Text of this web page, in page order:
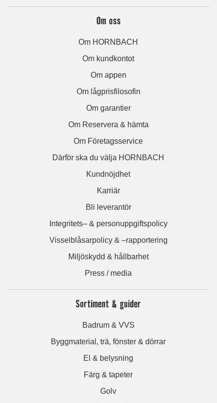
Om oss
Om HORNBACH
Om kundkontot
Om appen
Om lågprisfilosofin
Om garantier
Om Reservera & hämta
Om Företagsservice
Därför ska du välja HORNBACH
Kundnöjdhet
Karriär
Bli leverantör
Integritets– & personuppgiftspolicy
Visselblåsarpolicy & –rapportering
Miljöskydd & hållbarhet
Press / media
Sortiment & guider
Badrum & VVS
Byggmaterial, trä, fönster & dörrar
El & belysning
Färg & tapeter
Golv